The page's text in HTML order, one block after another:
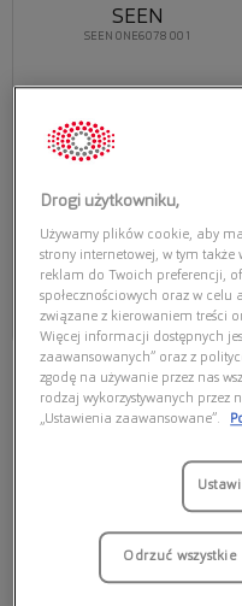
SEEN 0NE6078 001
SEEN
69,00 zł
Najniższa cena z 30 dni przed
obecną promocją: 69,00 zł
Okulary
oczy i pasuje
Okulary przeciwsłoneczneto
wszystkim skuteczna
z odpowiednim filtrem
rogówkę, soczewkę i
Drogi użytkowniku,
Używamy plików cookie, aby
strony internetowej, w tym
reklam do Twoich preferencji,
społecznościowych oraz w
związane z kierowaniem treści
Więcej informacji dostępnych
zaawansowanych” oraz z
zgodę na używanie przez nas
rodzaj wykorzystywanych przez
„Ustawienia zaawansowane”.
Odrzuć wszystkie